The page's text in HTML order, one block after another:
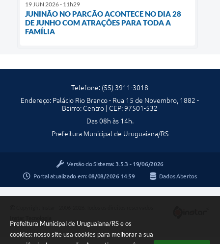
Prefeitura Municipal de Uruguaiana/RS e os
cookies: nosso site usa cookies para melhorar a sua
19 JUN 2026 - 11h29
JUNINÃO NO PARCÃO ACONTECE NO DIA 28
DE JUNHO COM ATRAÇÕES PARA TODA A
FAMÍLIA
Telefone: (55) 3911-3018
Endereço: Palácio Rio Branco - Rua 15 de Novembro, 1882 -
Bairro: Centro | CEP: 97501-532
Das 08h às 14h.
Prefeitura Municipal de Uruguaiana/RS
Versão do Sistema: 3.5.3 - 19/06/2026
Portal atualizado em: 08/08/2026 14:59 Dados Abertos